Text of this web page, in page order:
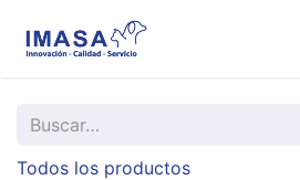
Todos los productos